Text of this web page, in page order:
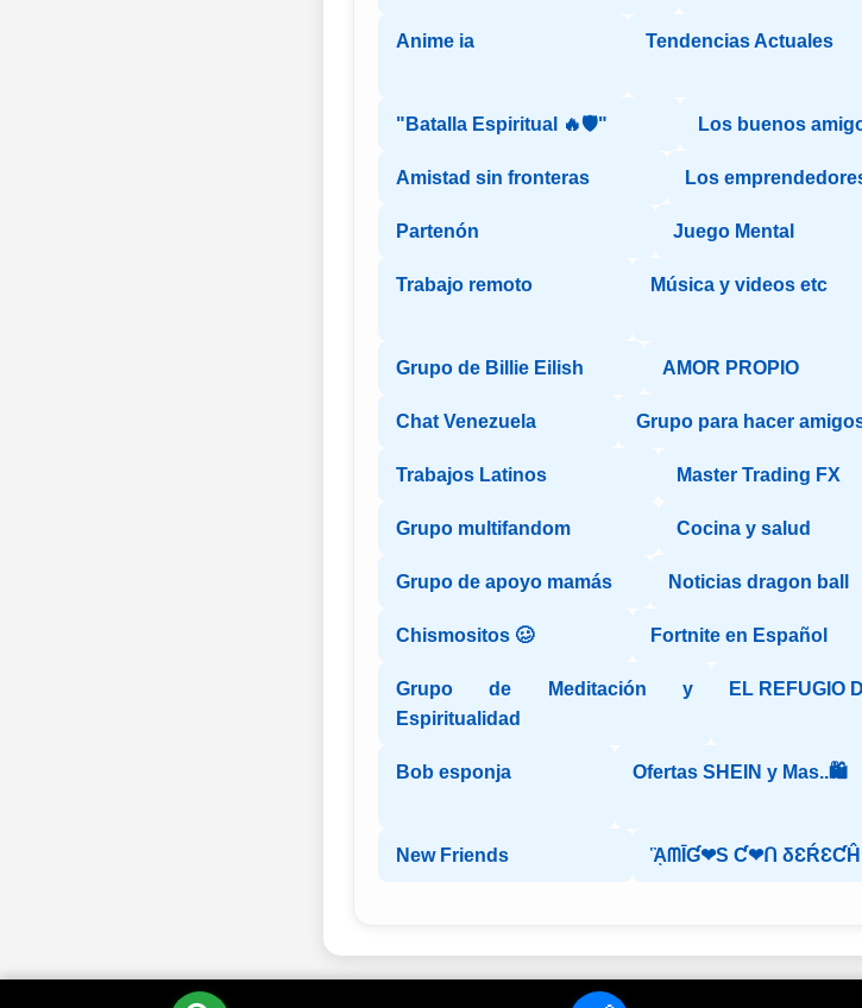
Anime ia Tendencias Actuales
"Batalla Espiritual 🔥🛡️" Los buenos
Amistad sin fronteras Los
Partenón Juego Mental
Trabajo remoto Música y videos etc
Grupo de Billie Eilish AMOR PROPIO
Chat Venezuela Grupo para hacer
Trabajos Latinos Master Trading FX
Grupo multifandom Cocina y salud
Grupo de apoyo mamás Noticias dragon ball
Chismositos 🥴 Fortnite en Español
Grupo de Meditación y
Espiritualidad
EL REFUGIO
Bob esponja Ofertas SHEIN y Mas..🛍️
New Friends ᾋᗰĪƓ❤S Ƈ❤ᑎ